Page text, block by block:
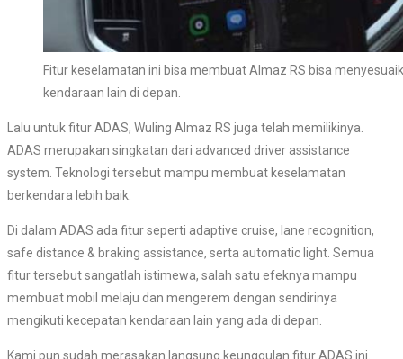
Fitur keselamatan ini bisa membuat Almaz RS bisa
kendaraan lain di depan.
Lalu untuk fitur ADAS, Wuling Almaz RS juga telah memilikinya.
ADAS merupakan singkatan dari advanced driver assistance
system. Teknologi tersebut mampu membuat keselamatan
berkendara lebih baik.
Di dalam ADAS ada fitur seperti adaptive cruise, lane recognition,
safe distance & braking assistance, serta automatic light. Semua
fitur tersebut sangatlah istimewa, salah satu efeknya mampu
membuat mobil melaju dan mengerem dengan sendirinya
mengikuti kecepatan kendaraan lain yang ada di depan.
Kami pun sudah merasakan langsung keunggulan fitur ADAS ini.